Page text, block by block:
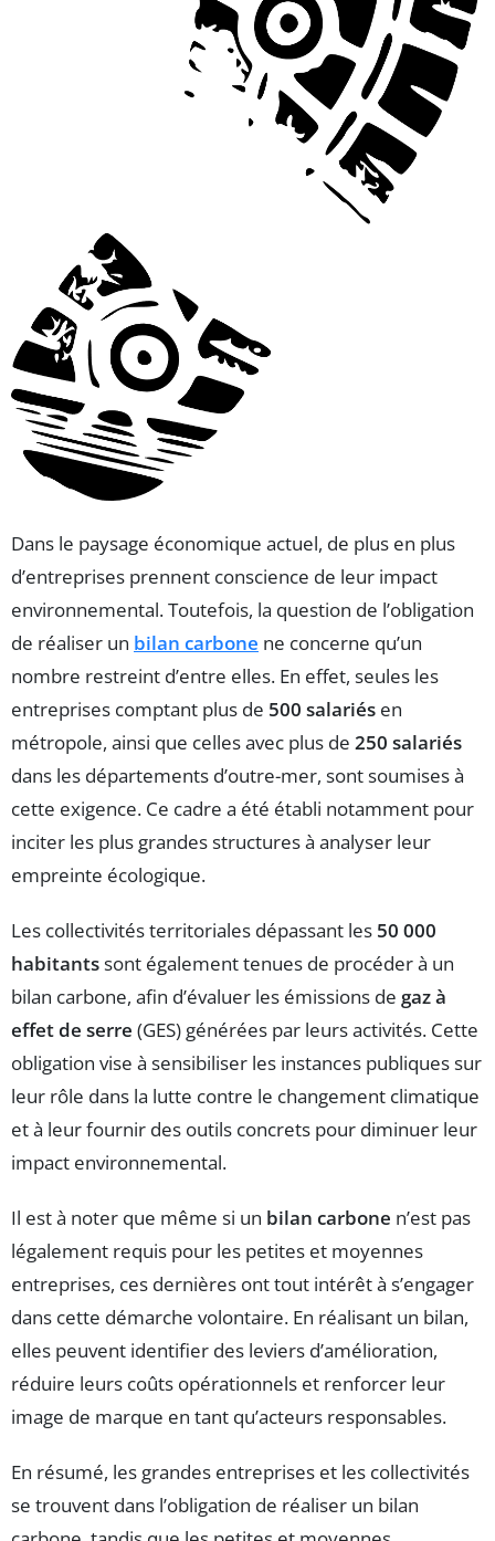
Dans le paysage économique actuel, de plus en plus
d’entreprises prennent conscience de leur impact
environnemental. Toutefois, la question de l’obligation
de réaliser un bilan carbone ne concerne qu’un
nombre restreint d’entre elles. En effet, seules les
entreprises comptant plus de 500 salariés en
métropole, ainsi que celles avec plus de 250 salariés
dans les départements d’outre-mer, sont soumises à
cette exigence. Ce cadre a été établi notamment pour
inciter les plus grandes structures à analyser leur
empreinte écologique.
Les collectivités territoriales dépassant les 50 000
habitantssont également tenues de procéder à un
bilan carbone, afin d’évaluer les émissions de gaz à
effet de serre (GES) générées par leurs activités. Cette
obligation vise à sensibiliser les instances publiques sur
leur rôle dans la lutte contre le changement climatique
et à leur fournir des outils concrets pour diminuer leur
impact environnemental.
Il est à noter que même si un bilan carbone n’est pas
légalement requis pour les petites et moyennes
entreprises, ces dernières ont tout intérêt à s’engager
dans cette démarche volontaire. En réalisant un bilan,
elles peuvent identifier des leviers d’amélioration,
réduire leurs coûts opérationnels et renforcer leur
image de marque en tant qu’acteurs responsables.
En résumé, les grandes entreprises et les collectivités
se trouvent dans l’obligation de réaliser un bilan